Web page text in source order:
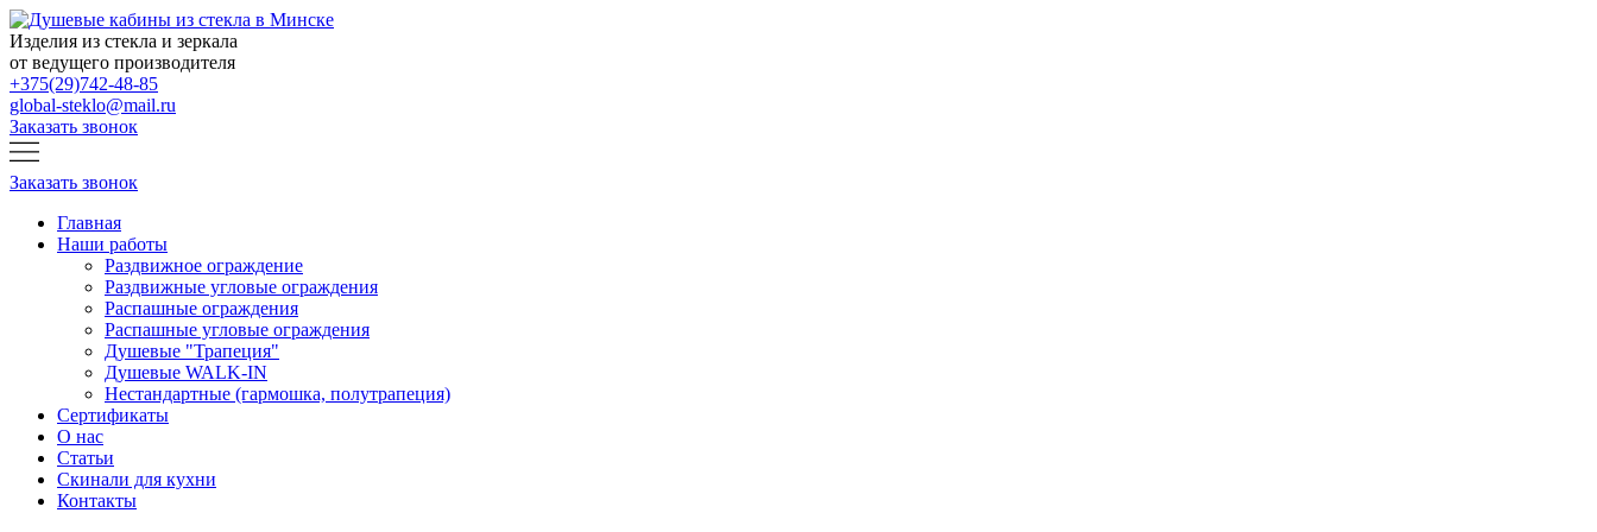
Изделия из стекла и зеркала
от ведущего производителя
+375(29)742-48-85
global-steklo@mail.ru
Заказать звонок
Заказать звонок
Главная
Наши работы
Раздвижное ограждение
Раздвижные угловые ограждения
Распашные ограждения
Распашные угловые ограждения
Душевые "Трапеция"
Душевые WALK-IN
Нестандартные (гармошка, полутрапеция)
Сертификаты
О нас
Статьи
Скинали для кухни
Контакты